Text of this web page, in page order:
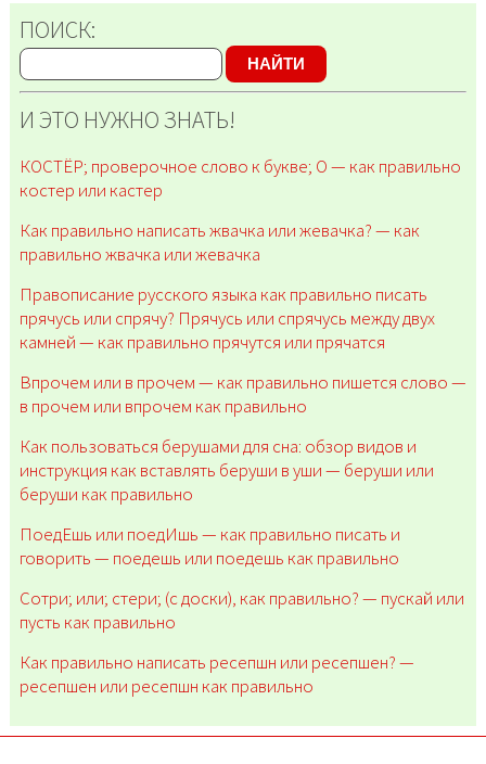
ПОИСК:
НАЙТИ
И ЭТО НУЖНО ЗНАТЬ!
КОСТЁР; проверочное слово к букве; О — как правильно
костер или кастер
Как правильно написать жвачка или жевачка? — как
правильно жвачка или жевачка
Правописание русского языка как правильно писать
прячусь или спрячу? Прячусь или спрячусь между двух
камней — как правильно прячутся или прячатся
Впрочем или в прочем — как правильно пишется слово —
в прочем или впрочем как правильно
Как пользоваться берушами для сна: обзор видов и
инструкция как вставлять беруши в уши — беруши или
беруши как правильно
ПоедЕшь или поедИшь — как правильно писать и
говорить — поедешь или поедешь как правильно
Сотри; или; стери; (c доски), как правильно? — пускай или
пусть как правильно
Как правильно написать ресепшн или ресепшен? —
ресепшен или ресепшн как правильно